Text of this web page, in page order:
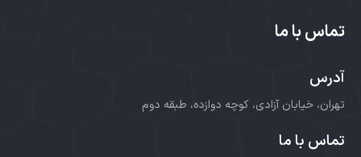
تماس با ما
آدرس
تهران، خیابان آزادی، کوچه دوازده، طبقه دوم
تماس با ما